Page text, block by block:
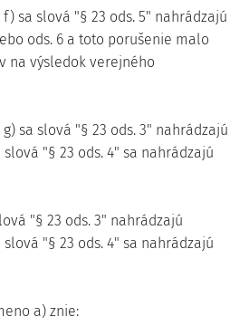
f) sa slová "§ 23 ods. 5" nahrádzajú
ods. 6 a toto porušenie malo
na výsledok verejného
g) sa slová "§ 23 ods. 3" nahrádzajú
"§ 23 ods. 4" sa nahrádzajú
"§ 23 ods. 3" nahrádzajú
"§ 23 ods. 4" sa nahrádzajú
a) znie: